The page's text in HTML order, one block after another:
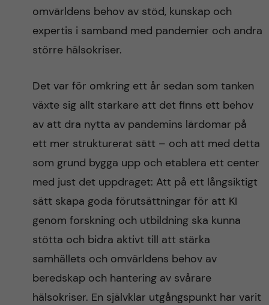
l
omvärldens behov av stöd, kunskap och
expertis i samband med pandemier och andra
större hälsokriser.
Det var för omkring ett år sedan som tanken
växte sig allt starkare att det finns ett behov
av att dra nytta av pandemins lärdomar på
ett mer strukturerat sätt – och att med detta
som grund bygga upp och etablera ett center
med just det uppdraget: Att på ett långsiktigt
sätt skapa goda förutsättningar för att KI
genom forskning och utbildning ska kunna
stötta och bidra aktivt till att stärka
samhällets och omvärldens behov av
beredskap och hantering av svårare
hälsokriser. En självklar utgångspunkt har varit